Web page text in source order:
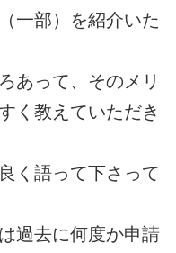
一部）を紹介いた
あって、そのメリ
く教えていただき
く語って下さって
過去に何度か申請